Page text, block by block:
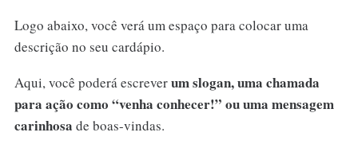
Logo abaixo, você verá um espaço para colocar uma
descrição no seu cardápio.
Aqui, você poderá escreverum slogan, uma chamada
para ação como “venha conhecer!” ou uma mensagem
carinhosa de boas-vindas.